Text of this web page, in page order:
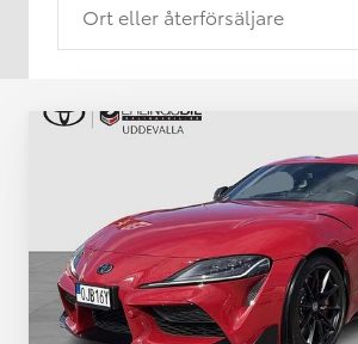
Ort eller återförsäljare